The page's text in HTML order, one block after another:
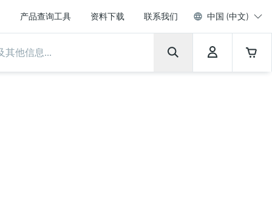
产品查询工具 资料下载 联系我们 中国 (中文)